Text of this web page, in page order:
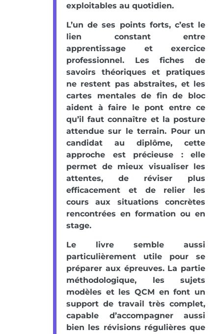
exploitables au quotidien.
L’un de ses points forts, c’est le
lien constant entre
apprentissage et exercice
professionnel. Les fiches de
savoirs théoriques et pratiques
ne restent pas abstraites, et les
cartes mentales de fin de bloc
aident à faire le pont entre ce
qu’il faut connaître et la posture
attendue sur le terrain. Pour un
candidat au diplôme, cette
approche est précieuse : elle
permet de mieux visualiser les
attentes, de réviser plus
efficacement et de relier les
cours aux situations concrètes
rencontrées en formation ou en
stage.
Le livre semble aussi
particulièrement utile pour se
préparer aux épreuves. La partie
méthodologique, les sujets
modèles et les QCM en font un
support de travail très complet,
capable d’accompagner aussi
bien les révisions régulières que